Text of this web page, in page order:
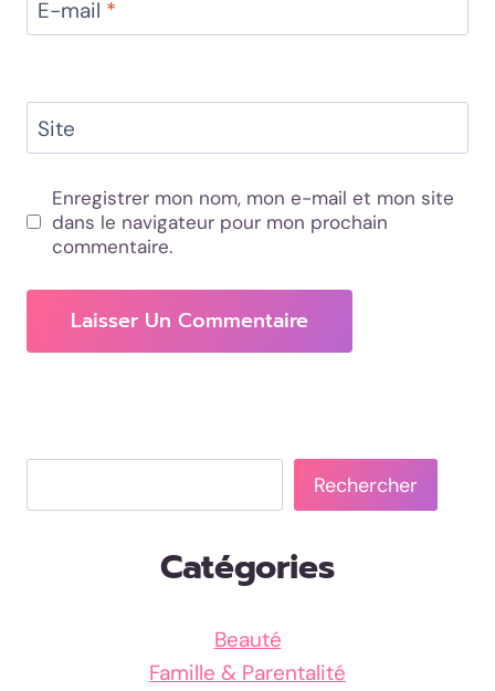
E-mail *
Site
Enregistrer mon nom, mon e-mail et mon site
dans le navigateur pour mon prochain
commentaire.
Rechercher
Catégories
Beauté
Famille & Parentalité